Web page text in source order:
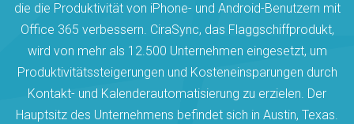
die die Produktivität von iPhone- und Android-Benutzern mit
Office 365 verbessern. CiraSync, das Flaggschiffprodukt,
wird von mehr als 12.500 Unternehmen eingesetzt, um
Produktivitätssteigerungen und Kosteneinsparungen durch
Kontakt- und Kalenderautomatisierung zu erzielen. Der
Hauptsitz des Unternehmens befindet sich in Austin, Texas.